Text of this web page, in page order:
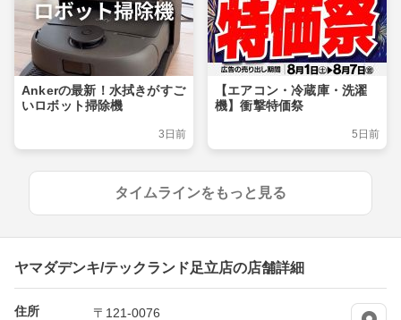
Ankerの最新！水拭きがすご
いロボット掃除機
3日前
【エアコン・冷蔵庫・洗濯
機】衝撃特価祭
5日前
タイムラインをもっと見る
ヤマダデンキ/テックランド足立店の店舗詳細
住所
〒121-0076